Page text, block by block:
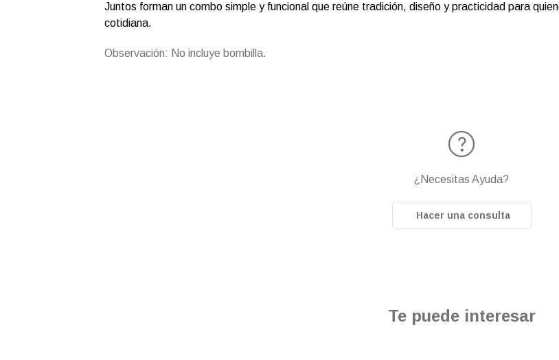
Juntos forman un combo simple y funcional que reúne tradición, diseño y practicidad para
cotidiana.
Observación: No incluye bombilla.
¿Necesitas Ayuda?
Hacer una consulta
Te puede interesar